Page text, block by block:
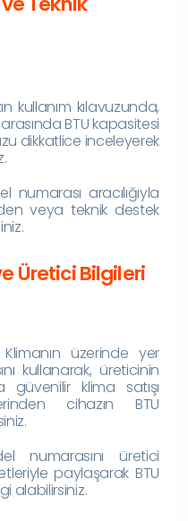
kullanım kılavuzunda,
BTU kapasitesi
dikkatlice inceleyerek
numarası aracılığıyla
veya teknik destek
Üretici Bilgileri
Klimanın üzerinde yer
kullanarak, üreticinin
klima satışı
cihazın BTU
numarasını üretici
paylaşarak BTU
alabilirsiniz.